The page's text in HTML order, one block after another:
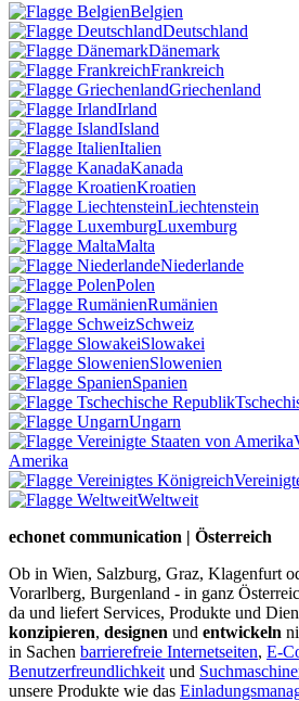
Belgien
Deutschland
Dänemark
Frankreich
Griechenland
Irland
Island
Italien
Kanada
Kroatien
Liechtenstein
Luxemburg
Malta
Niederlande
Polen
Rumänien
Schweiz
Slowakei
Slowenien
Spanien
Ungarn
Amerika
Weltweit
echonet communication | Österreich
Ob in Wien, Salzburg, Graz, Klagenfurt
Vorarlberg, Burgenland - in ganz
da und liefert Services, Produkte und
konzipieren, designen und entwickeln
in Sachen barrierefreie Internetseiten, E-
Benutzerfreundlichkeit und
unsere Produkte wie das